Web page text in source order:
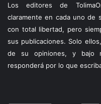
Los editores de
claramente en cada uno de
con total libertad, pero
sus publicaciones. Solo
de su opiniones, y bajo
responderá por lo que